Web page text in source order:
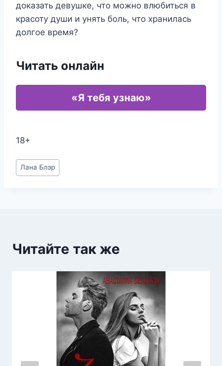
доказать девушке, что можно влюбиться в
красоту души и унять боль, что хранилась
долгое время?
Читать онлайн
«Я тебя узнаю»
18+
Метки
записи:
Лана Блэр
Читайте так же